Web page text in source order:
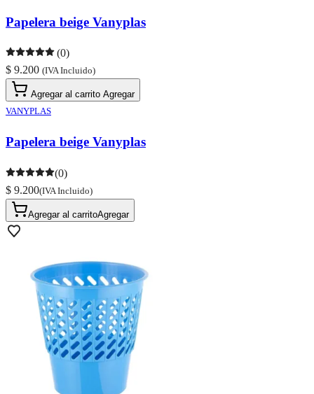
Papelera beige Vanyplas
(0)
$ 9.200 (IVA Incluido)
Agregar al carrito Agregar
VANYPLAS
Papelera beige Vanyplas
(0)
$ 9.200(IVA Incluido)
Agregar al carritoAgregar